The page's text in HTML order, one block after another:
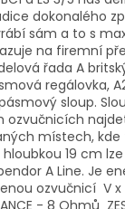
dokonalého
sám a to s
na firemní
řada A
regálovka,
sloup.
ozvučnicích
místech,
19 cm
A Line. Je
ozvučnicí V x